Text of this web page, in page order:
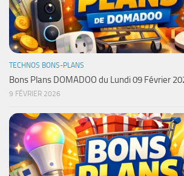
TECHNOS BONS-PLANS
Bons Plans DOMADOO du Lundi 09 Février
9 FÉVRIER 2026